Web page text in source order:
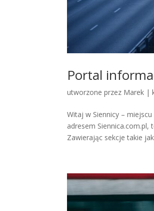
Portal
utworzone przez Marek |
Witaj w Siennicy –
adresem
Zawierając sekcje takie